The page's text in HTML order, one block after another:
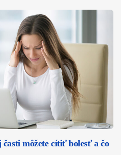
môžete cítiť bolesť a čo